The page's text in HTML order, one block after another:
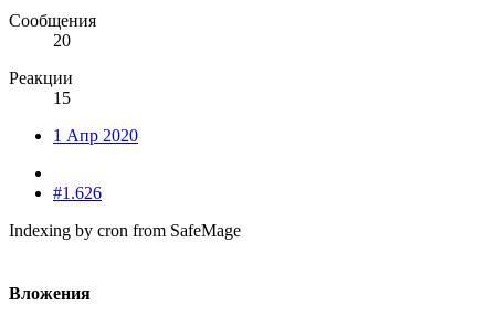
Сообщения
20
Реакции
15
1 Апр 2020
#1.626
Indexing by cron from SafeMage
Вложения